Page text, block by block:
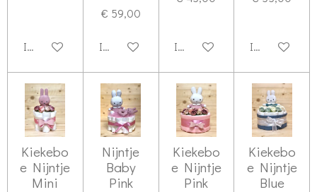
In winkelwagen
€ 59,00
In winkelwagen In winkelwagen In
Kiekebo
e Nijntje
Mini
Nijntje
Baby
Pink
Kiekebo
e Nijntje
Pink
Kiekebo
e Nijntje
Blue